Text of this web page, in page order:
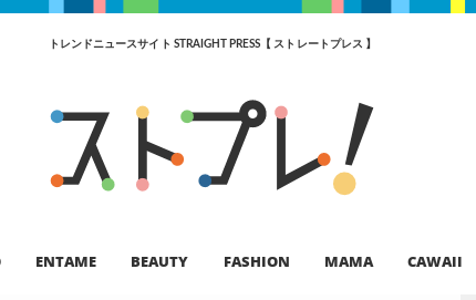
トレンドニュースサイト STRAIGHT PRESS【 ストレートプレス 】
ENTAME BEAUTY FASHION MAMA CAWAII